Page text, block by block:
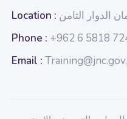
Location : الدوار الثامن
Phone : +962 6 5818
Email :